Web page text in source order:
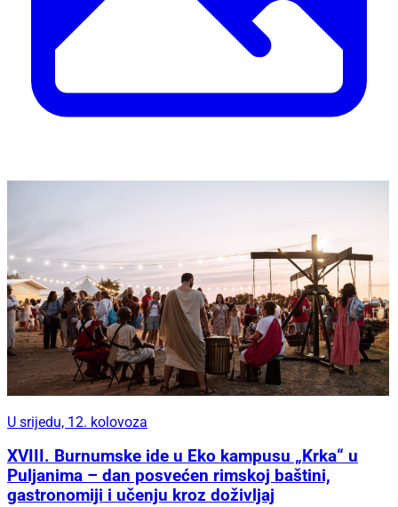
U srijedu, 12. kolovoza
XVIII. Burnumske ide u Eko kampusu „Krka“ u
Puljanima – dan posvećen rimskoj baštini,
gastronomiji i učenju kroz doživljaj